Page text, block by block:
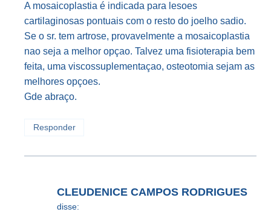
A mosaicoplastia é indicada para lesoes
cartilaginosas pontuais com o resto do joelho sadio.
Se o sr. tem artrose, provavelmente a mosaicoplastia
nao seja a melhor opçao. Talvez uma fisioterapia bem
feita, uma viscossuplementaçao, osteotomia sejam as
melhores opçoes.
Gde abraço.
Responder
CLEUDENICE CAMPOS RODRIGUES
disse: